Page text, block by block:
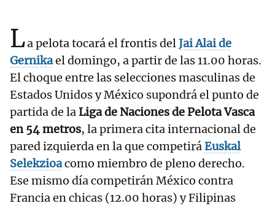
La pelota tocará el frontis delJai Alai de
Gernikael domingo, a partir de las 11.00 horas.
El choque entre las selecciones masculinas de
Estados Unidos y México supondrá el punto de
partida de laLiga de Naciones de Pelota Vasca
en 54 metros, la primera cita internacional de
pared izquierda en la que competiráEuskal
Selekzioacomo miembro de pleno derecho.
Ese mismo día competirán México contra
Francia en chicas (12.00 horas) y Filipinas